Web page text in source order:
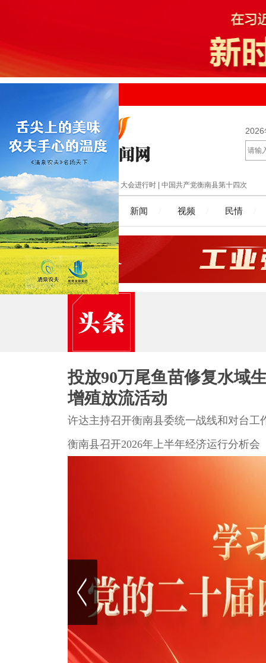
| 公示公告
检测报告
《湖南省供销合作社条例（征求意见
稿）》公开征集意见
《湖南省实施<中华人民共和国烟草专卖法
>若干规定（征求意见稿）》公开征集意见
衡南县自来水有限公司2026年7月份水质
检测报告公示
大会进行时 | 中国共产党衡南县第十四次
代表大会召开预备会议第二阶段会议
关于公开征集湖南省人大常委会2027年立
法计划建议项目意见
衡南县自来水有限公司2026年8月份水质
检测报告
《湖南省供销合作社条例（征求意见
《湖南省实施<中华人民共和国烟草专卖法
>若干规定（征求意见稿）》公开征集意见
衡南县自来水有限公司2026年7月份水质
首页 新闻 视频 民情
投放90万尾鱼苗修复水域
增殖放流活动
许达主持召开衡南县委统一战线和对台工
衡南县召开2026年上半年经济运行分析会